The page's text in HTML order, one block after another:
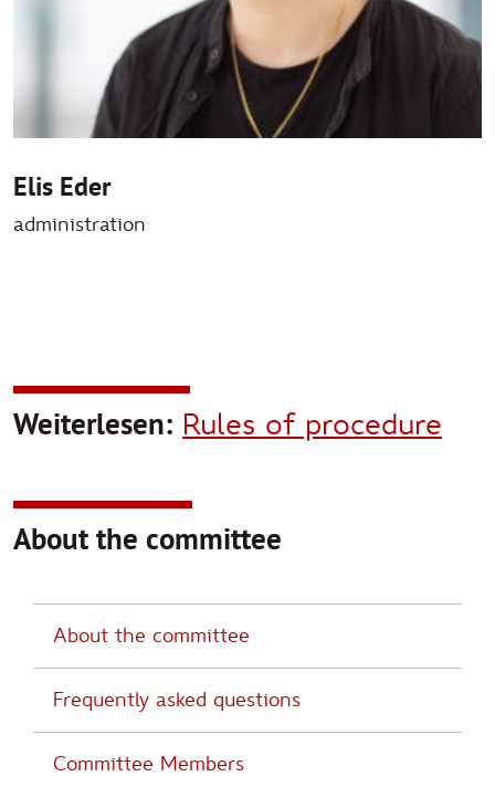
Elis Eder
administration
Weiterlesen: Rules of procedure
About the committee
About the committee
Frequently asked questions
Committee Members